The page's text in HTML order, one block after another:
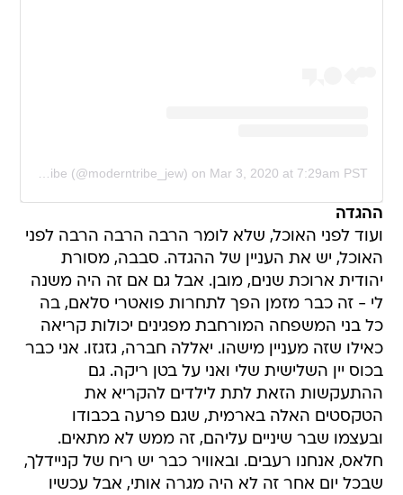
A post shared by ModernTribe (@moderntribe_jew) on Mar 3, 2020 at 7:29am PST
ההגדה
ועוד לפני האוכל, שלא לומר הרבה הרבה הרבה לפני
האוכל, יש את העניין של ההגדה. סבבה, מסורת
יהודית ארוכת שנים, מובן. אבל גם אם זה היה משנה
לי - זה כבר מזמן הפך לתחרות פואטרי סלאם, בה
כל בני המשפחה המורחבת מפגינים יכולות קריאה
כאילו שזה מעניין מישהו. יאללה חברה, גזגזו. אני כבר
בכוס יין השלישית שלי ואני על בטן ריקה. גם
ההתעקשות הזאת לתת לילדים להקריא את
הטקסטים האלה בארמית, שגם פרעה בכבודו
ובעצמו שבר שיניים עליהם, זה ממש לא מתאים.
חלאס, אנחנו רעבים. ובאוויר כבר יש ריח של קניידלך,
שבכל יום אחר זה לא היה מגרה אותי, אבל עכשיו